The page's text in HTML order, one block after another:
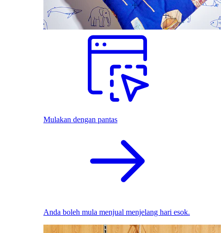
Mulakan dengan pantas
Anda boleh mula menjual menjelang hari esok.